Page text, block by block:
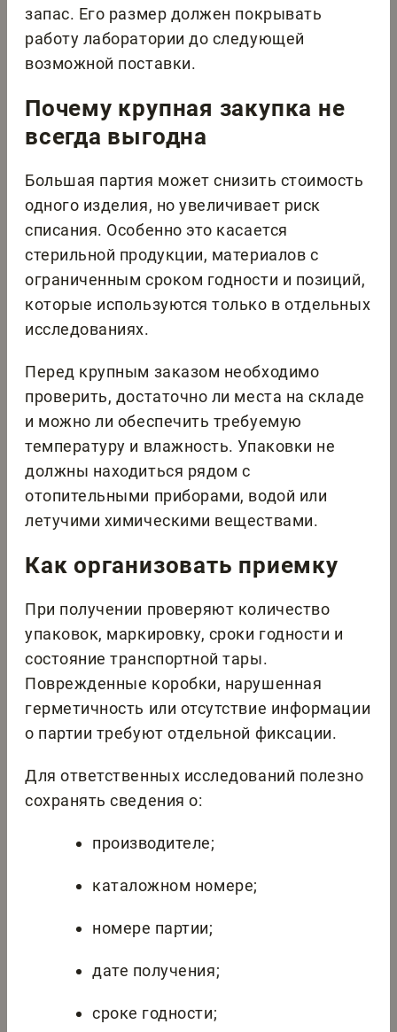
запас. Его размер должен покрывать
работу лаборатории до следующей
возможной поставки.
Почему крупная закупка не
всегда выгодна
Большая партия может снизить стоимость
одного изделия, но увеличивает риск
списания. Особенно это касается
стерильной продукции, материалов с
ограниченным сроком годности и позиций,
которые используются только в отдельных
исследованиях.
Перед крупным заказом необходимо
проверить, достаточно ли места на складе
и можно ли обеспечить требуемую
температуру и влажность. Упаковки не
должны находиться рядом с
отопительными приборами, водой или
летучими химическими веществами.
Как организовать приемку
При получении проверяют количество
упаковок, маркировку, сроки годности и
состояние транспортной тары.
Поврежденные коробки, нарушенная
герметичность или отсутствие информации
о партии требуют отдельной фиксации.
Для ответственных исследований полезно
сохранять сведения о:
производителе;
каталожном номере;
номере партии;
дате получения;
сроке годности;